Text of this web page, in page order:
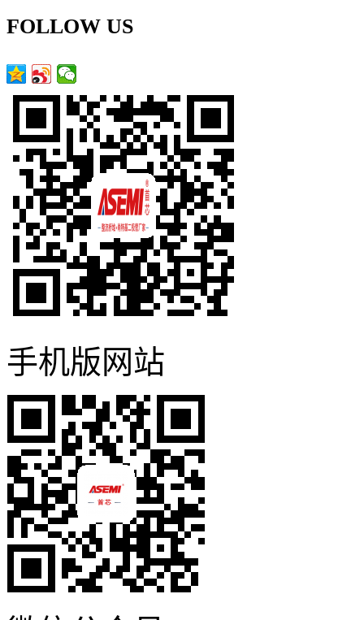
FOLLOW US
手机版网站